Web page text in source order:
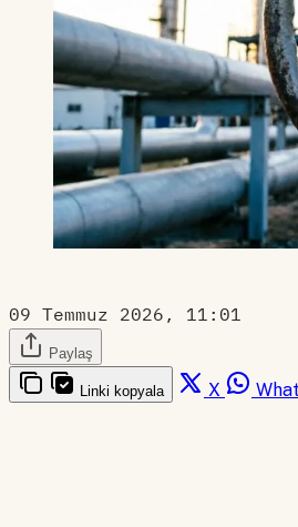
09 Temmuz 2026, 11:01
Paylaş
Linki kopyala X